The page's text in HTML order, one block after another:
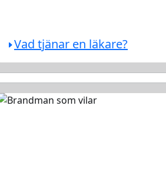
Vad tjänar en läkare?